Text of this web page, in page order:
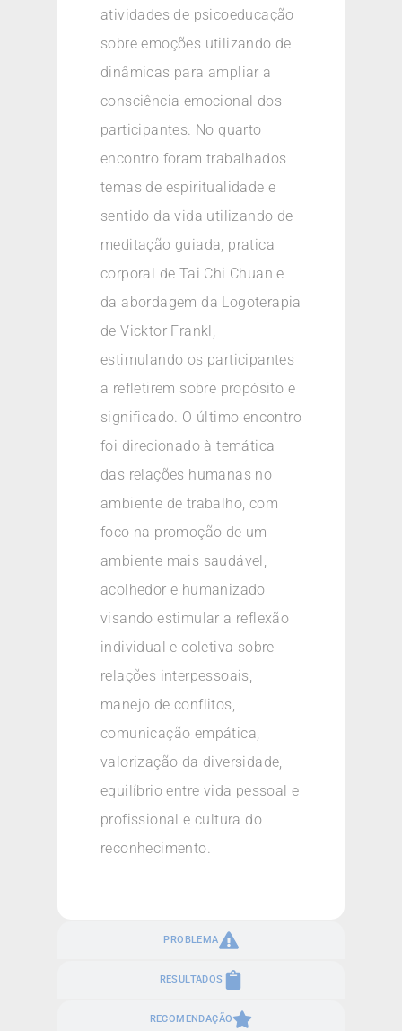
PROBLEMA
RESULTADOS
RECOMENDAÇÃO
atividades de psicoeducação
sobre emoções utilizando de
dinâmicas para ampliar a
consciência emocional dos
participantes. No quarto
encontro foram trabalhados
temas de espiritualidade e
sentido da vida utilizando de
meditação guiada, pratica
corporal de Tai Chi Chuan e
da abordagem da Logoterapia
de Vicktor Frankl,
estimulando os participantes
a refletirem sobre propósito e
significado. O último encontro
foi direcionado à temática
das relações humanas no
ambiente de trabalho, com
foco na promoção de um
ambiente mais saudável,
acolhedor e humanizado
visando estimular a reflexão
individual e coletiva sobre
relações interpessoais,
manejo de conflitos,
comunicação empática,
valorização da diversidade,
equilíbrio entre vida pessoal e
profissional e cultura do
reconhecimento.